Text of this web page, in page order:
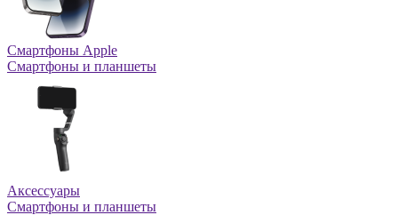
Смартфоны Apple
Смартфоны и планшеты
Аксессуары
Смартфоны и планшеты